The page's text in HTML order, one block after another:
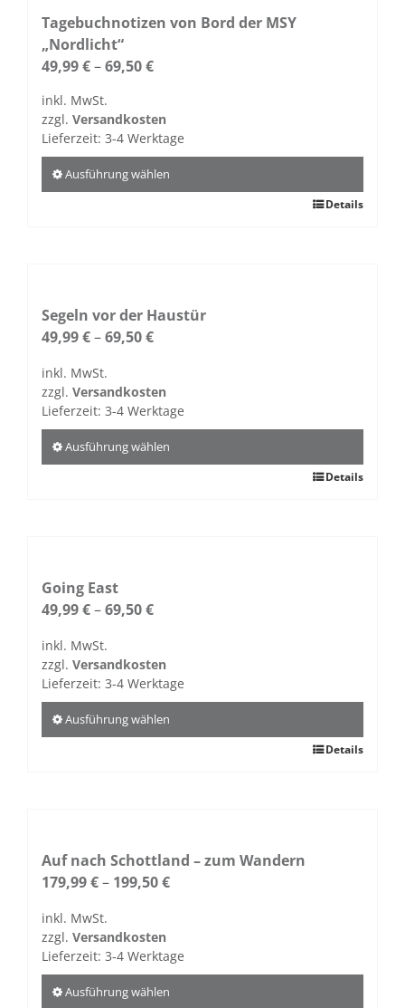
auf.
Die
Optionen
auf
der
Produktseite
gewählt
werden
Tagebuchnotizen von Bord der MSY
„Nordlicht“
49,99€–69,50€
inkl. MwSt.
zzgl. Versandkosten
Lieferzeit: 3-4 Werktage
Ausführung wählen
auf.
Die
können
auf
Produktseite
gewählt
Details
Segeln vor der Haustür
49,99€–69,50€
inkl. MwSt.
zzgl. Versandkosten
Lieferzeit: 3-4 Werktage
Ausführung wählen
auf.
Die
können
auf
Produktseite
gewählt
Details
Going East
49,99€–69,50€
inkl. MwSt.
zzgl. Versandkosten
Lieferzeit: 3-4 Werktage
Ausführung wählen
auf.
Die
können
auf
Produktseite
Details
Auf nach Schottland – zum Wandern
179,99€– 199,50€
inkl. MwSt.
zzgl. Versandkosten
Lieferzeit: 3-4 Werktage
Ausführung wählen